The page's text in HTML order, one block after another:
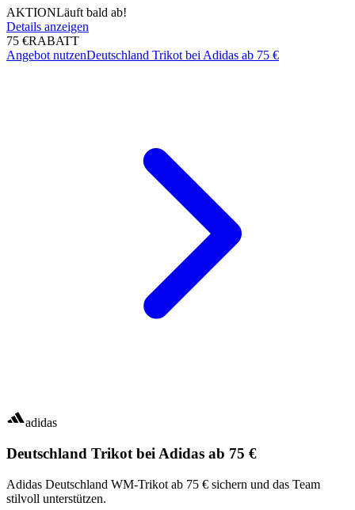
AKTIONLäuft bald ab!
Details anzeigen
75 €RABATT
Angebot nutzenDeutschland Trikot bei Adidas ab 75 €
adidas
Deutschland Trikot bei Adidas ab 75 €
Adidas Deutschland WM-Trikot ab 75 € sichern und das Team
stilvoll unterstützen.